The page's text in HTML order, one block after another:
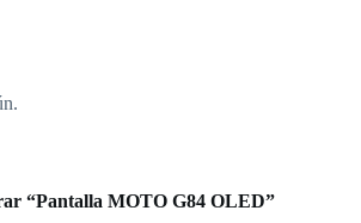
“Pantalla MOTO G84 OLED”